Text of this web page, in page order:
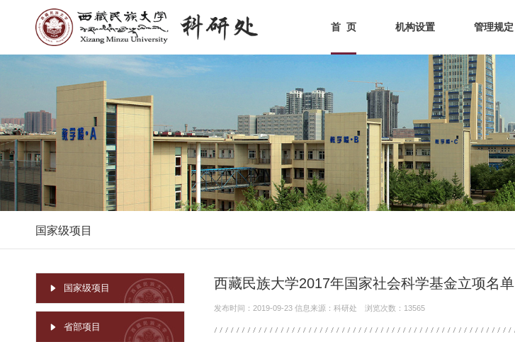
首 页 机构设置 管理规定
国家级项目
国家级项目
省部项目
西藏民族大学2017年国家社会科学基金立项名单
发布时间：2019-09-23 信息来源：科研处 浏览次数：13565